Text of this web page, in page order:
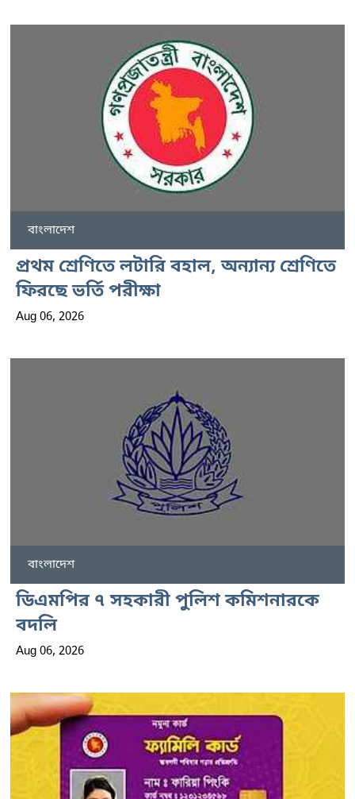
বাংলাদেশ
প্রথম শ্রেণিতে লটারি বহাল, অন্যান্য শ্রেণিতে
ফিরছে ভর্তি পরীক্ষা
Aug 06, 2026
বাংলাদেশ
ডিএমপির ৭ সহকারী পুলিশ কমিশনারকে
বদলি
Aug 06, 2026